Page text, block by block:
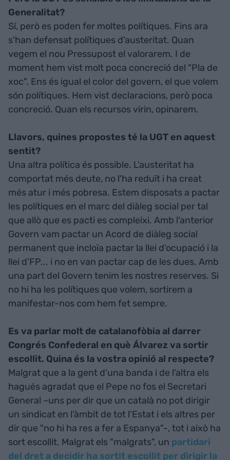
Generalitat?
Sí, però es poden fer moltes polítiques. Fins ara
s'han defensat polítiques d'austeritat. Quan
vegem el nou Pressupost el valorarem. I de
moment hem vist molt poca concreció del "Pla de
xoc". Ens és igual el color del govern, el que volem
són polítiques. Hem vist declaracions, però poca
concreció. Quan els recursos virin, opinarem.
Llavors, quines propostes té la UGT en aquest
sentit?
Una altra política és possible. L'austeritat ha
comportat més deute, no l'ha reduït i ha creat
més atur i més pobresa. Estem disposats a pactar
les polítiques en el marc del diàleg social per tal
que allò que es pacti es compleixi. Amb l'anterior
Govern vam pactar un Acord de diàleg social
permanent que incloïa pactar la llei d'ocupació i la
llei d'FP... i no en van pactar cap de les dues. Amb
una part del Govern tenim les nostres reserves. Si
no hi ha les polítiques que volem, sortirem a
manifestar-nos com hem fet sempre.
Es va parlar molt de catalanofòbia al darrer
Congrés Confederal en què Álvarez va sortir
escollit. Quina és la vostra opinió al respecte?
Malgrat que a la gent d'una banda i de l'altra els
hagués agradat que el Pepe no fos el Secretari
General –uns per dir que un català no pot dirigir
un sindicat en l'àmbit de tot l'Estat i els altres per
dir que "no hi ha res a fer a Espanya"-, tot i això ha
sort escollit. Malgrat els "malgrats", un partidari
del dret a decidir ha sortit escollit per dirigir la